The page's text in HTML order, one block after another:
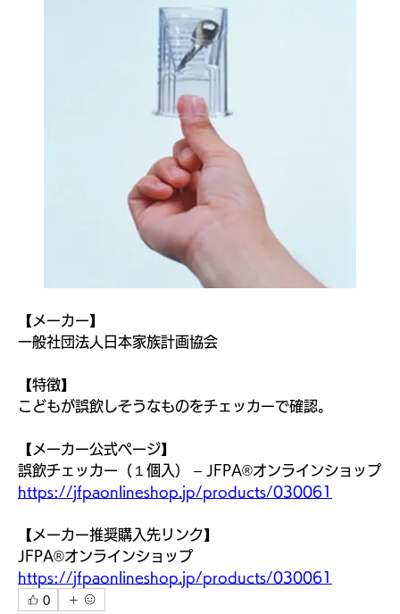
みん
なを
つな
ぐプ
ラッ
トフ
ォー
【メーカー】
一般社団法人日本家族計画協会
【特徴】
こどもが誤飲しそうなものをチェッカーで確認。
【メーカー公式ページ】
誤飲チェッカー（１個入） – JFPA®オンラインショップ
https://jfpaonlineshop.jp/products/030061
【メーカー推奨購入先リンク】
JFPA®オンラインショップ
https://jfpaonlineshop.jp/products/030061
0